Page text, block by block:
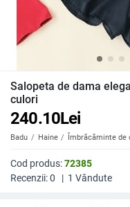
Salopeta de dama
culori
240.10Lei
Badu Haine Îmbrăcăminte de
Cod produs:72385
Recenzii:0 | 1 Vândute